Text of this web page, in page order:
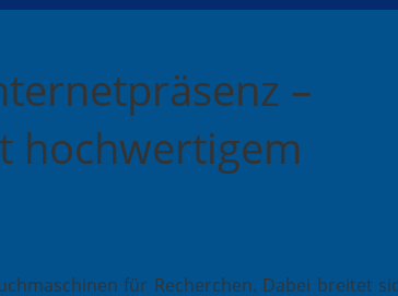
–
hochwertigem
für Recherchen. Dabei breitet